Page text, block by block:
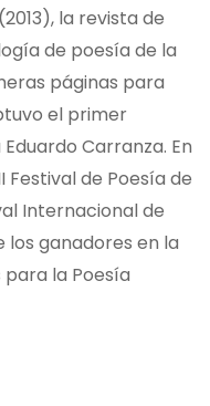
la revista de
de poesía de la
páginas para
el primer
Carranza. En
Festival de Poesía de
Internacional de
los ganadores en la
la Poesía